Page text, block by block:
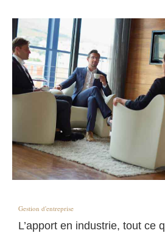
Gestion d'entreprise
L’apport en industrie, tout ce